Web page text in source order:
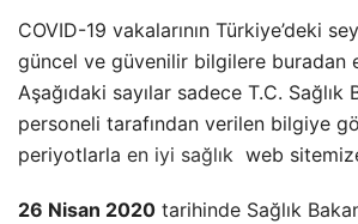
COVID-19 vakalarının Türkiye’deki
güncel ve güvenilir bilgilere buradan
Aşağıdaki sayılar sadece T.C. Sağlık
personeli tarafından verilen bilgiye
periyotlarla en iyi sağlık web
26 Nisan 2020 tarihinde Sağlık